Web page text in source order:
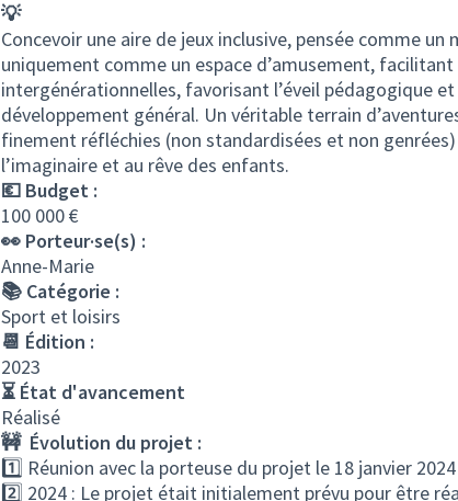
💡
Concevoir une aire de jeux inclusive, pensée comme un
uniquement comme un espace d’amusement,
intergénérationnelles, favorisant l’éveil pédagogique
développement général. Un véritable terrain
finement réfléchies (non standardisées et non
l’imaginaire et au rêve des enfants.
💶 Budget :
100 000 €
👀 Porteur·se(s) :
Anne-Marie
📚 Catégorie :
Sport et loisirs
📆 Édition :
2023
⏳ État d'avancement
Réalisé
🚧 Évolution du projet :
1️⃣ Réunion avec la porteuse du projet le 18 janvier 2024
2️⃣ 2024 : Le projet était initialement prévu pour être